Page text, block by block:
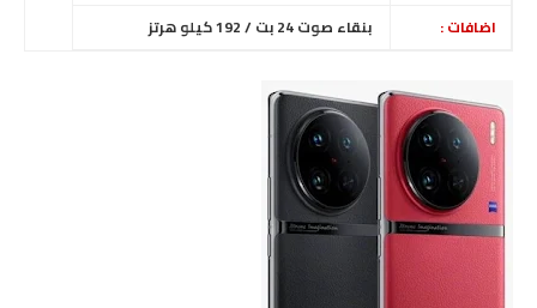
اضافات :
بنقاء صوت 24 بت / 192 كيلو هرتز